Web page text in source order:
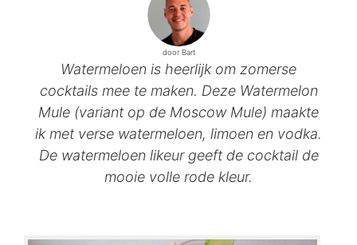
door Bart
Watermeloen is heerlijk om zomerse
cocktails mee te maken. Deze Watermelon
Mule (variant op de Moscow Mule) maakte
ik met verse watermeloen, limoen en vodka.
De watermeloen likeur geeft de cocktail de
mooie volle rode kleur.